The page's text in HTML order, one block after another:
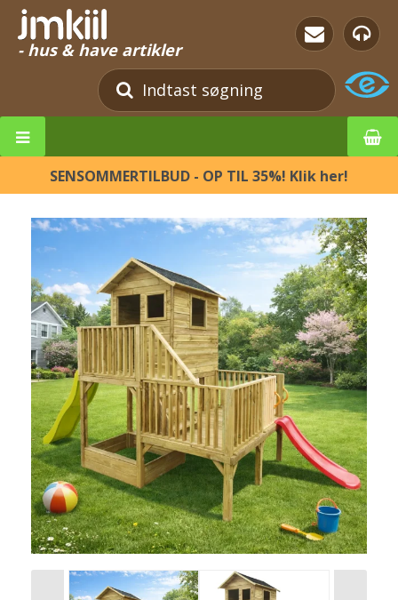
- hus & have artikler
SENSOMMERTILBUD - OP TIL 35%! Klik her!